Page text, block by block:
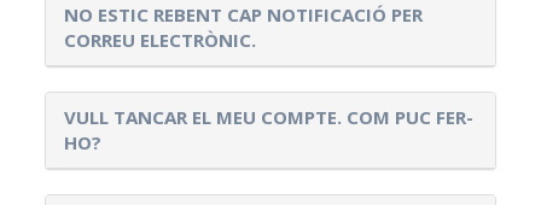
NO ESTIC REBENT CAP NOTIFICACIÓ PER
CORREU ELECTRÒNIC.
VULL TANCAR EL MEU COMPTE. COM PUC FER-
HO?